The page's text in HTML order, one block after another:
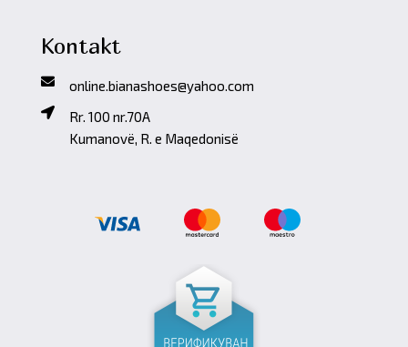
Kontakt
online.bianashoes@yahoo.com
Rr. 100 nr.70A
Kumanovë, R. e Maqedonisë